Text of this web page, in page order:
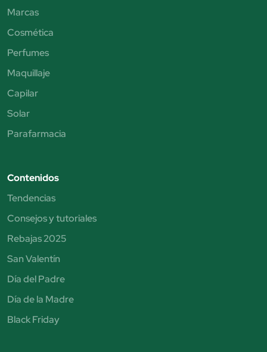
Marcas
Cosmética
Perfumes
Maquillaje
Capilar
Solar
Parafarmacia
Contenidos
Tendencias
Consejos y tutoriales
Rebajas 2025
San Valentín
Día del Padre
Día de la Madre
Black Friday